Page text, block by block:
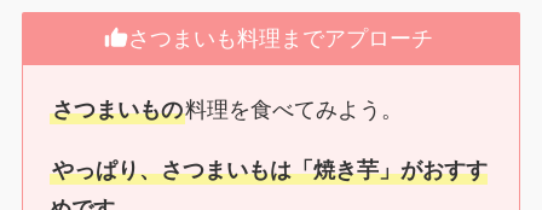
さつまいも料理までアプローチ
さつまいもの料理を食べてみよう。
やっぱり、さつまいもは「焼き芋」がおすす